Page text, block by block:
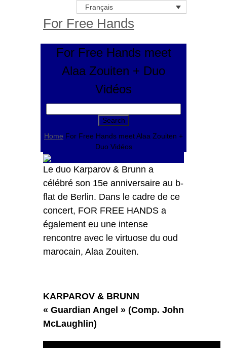
Français
For Free Hands
For Free Hands meet
Alaa Zouiten + Duo
Vidéos
Home For Free Hands meet Alaa Zouiten +
Duo Vidéos
Le duo Karparov & Brunn a
célébré son 15e anniversaire au b-
flat de Berlin. Dans le cadre de ce
concert, FOR FREE HANDS a
également eu une intense
rencontre avec le virtuose du oud
marocain, Alaa Zouiten.
KARPAROV & BRUNN
« Guardian Angel » (Comp. John
McLaughlin)